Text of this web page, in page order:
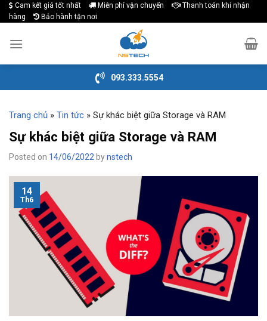
Skip
to
content
Cam kết giá tốt nhất Miễn phí vận chuyển
Thanh toán khi nhận
hàng
Bảo hành tận nơi
093.333.5554
Trang chủ » Tin tức » Sự khác biệt giữa Storage và RAM
Sự khác biệt giữa Storage và RAM
Posted on 14/06/2022 bynstech
14
Th6